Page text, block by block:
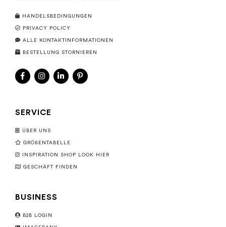
HANDELSBEDINGUNGEN
PRIVACY POLICY
ALLE KONTAKTINFORMATIONEN
BESTELLUNG STORNIEREN
SERVICE
ÜBER UNS
GRÖßENTABELLE
INSPIRATION SHOP LOOK HIER
GESCHÄFT FINDEN
BUSINESS
B2B LOGIN